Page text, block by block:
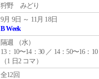
狩野 みどり
9月 9日 ～ 11月 18日
B Week
隔週 （水）
13：10〜14：30 ／ 14：50〜16：10
（1 日2 コマ）
全12回